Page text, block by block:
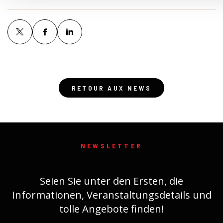
RETOUR AUX NEWS
NEWSLETTER
Seien Sie unter den Ersten, die
Informationen, Veranstaltungsdetails und
tolle Angebote finden!